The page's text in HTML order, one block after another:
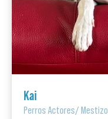
Kai
Perros Actores/Mestizo